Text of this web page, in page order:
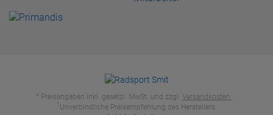
* Preisangaben inkl. gesetzl. MwSt. und zzgl. Versandkosten .
1 Unverbindliche Preisempfehlung des Herstellers.